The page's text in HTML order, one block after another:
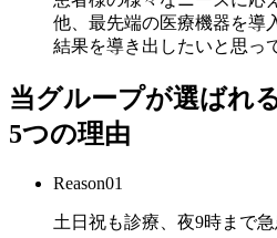
他、最先端の医療機器を導
結果を導き出したいと思っ
当グループが選ばれ
5つの理由
Reason01
土日祝も診療、夜9時まで